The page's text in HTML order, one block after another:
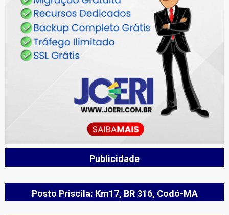
Publicidade
Posto Priscila: Km17, BR 316, Codó-MA